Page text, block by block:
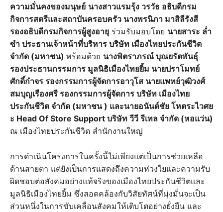
ความมั่นคงของมนุษย์ นางสาวแรมรุ้ง วรวัธ อธิบดีกรม
กิจการสตรีและสถาบันครอบครัว นางพรนิภา มาสิลีรังสี
รองอธิบดีกรมกิจการผู้สูงอายุ ร่วมรับมอบโดย นายสาระ ล่ำ
ซำ ประธานเจ้าหน้าที่บริหาร บริษัท เมืองไทยประกันชีวิต
จำกัด (มหาชน) พร้อมด้วย นางพิตราภรณ์ บุณยรัตพันธุ์
รองประธานกรรมการ มูลนิธิเมืองไทยยิ้ม นายปราโมทย์
ศักดิ์กำจร รองกรรมการผู้จัดการอาวุโส นายแพทย์วุฒิวงศ์
สมบุญเรืองศรี รองกรรมการผู้จัดการ บริษัท เมืองไทย
ประกันชีวิต จำกัด (มหาชน ) และนายอนันต์ชัย โหตระไวศย
ะ Head Of Store Support บริษัท วีวี รีเทล จำกัด (หอแว่น)
ณ เมืองไทยประกันชีวิต สำนักงานใหญ่
การดำเนินโครงการในครั้งนี้ไม่เพียงแต่เป็นการช่วยเหลือ
ด้านสายตา แต่ยังเป็นการแสดงถึงความห่วงใยและความรับ
ผิดชอบต่อสังคมอย่างแท้จริงของเมืองไทยประกันชีวิตและ
มูลนิธิเมืองไทยยิ้ม ซึ่งสอดคล้องกับวิสัยทัศน์ที่มุ่งมั่นจะเป็น
ส่วนหนึ่งในการขับเคลื่อนสังคมให้เติบโตอย่างยั่งยืน และ